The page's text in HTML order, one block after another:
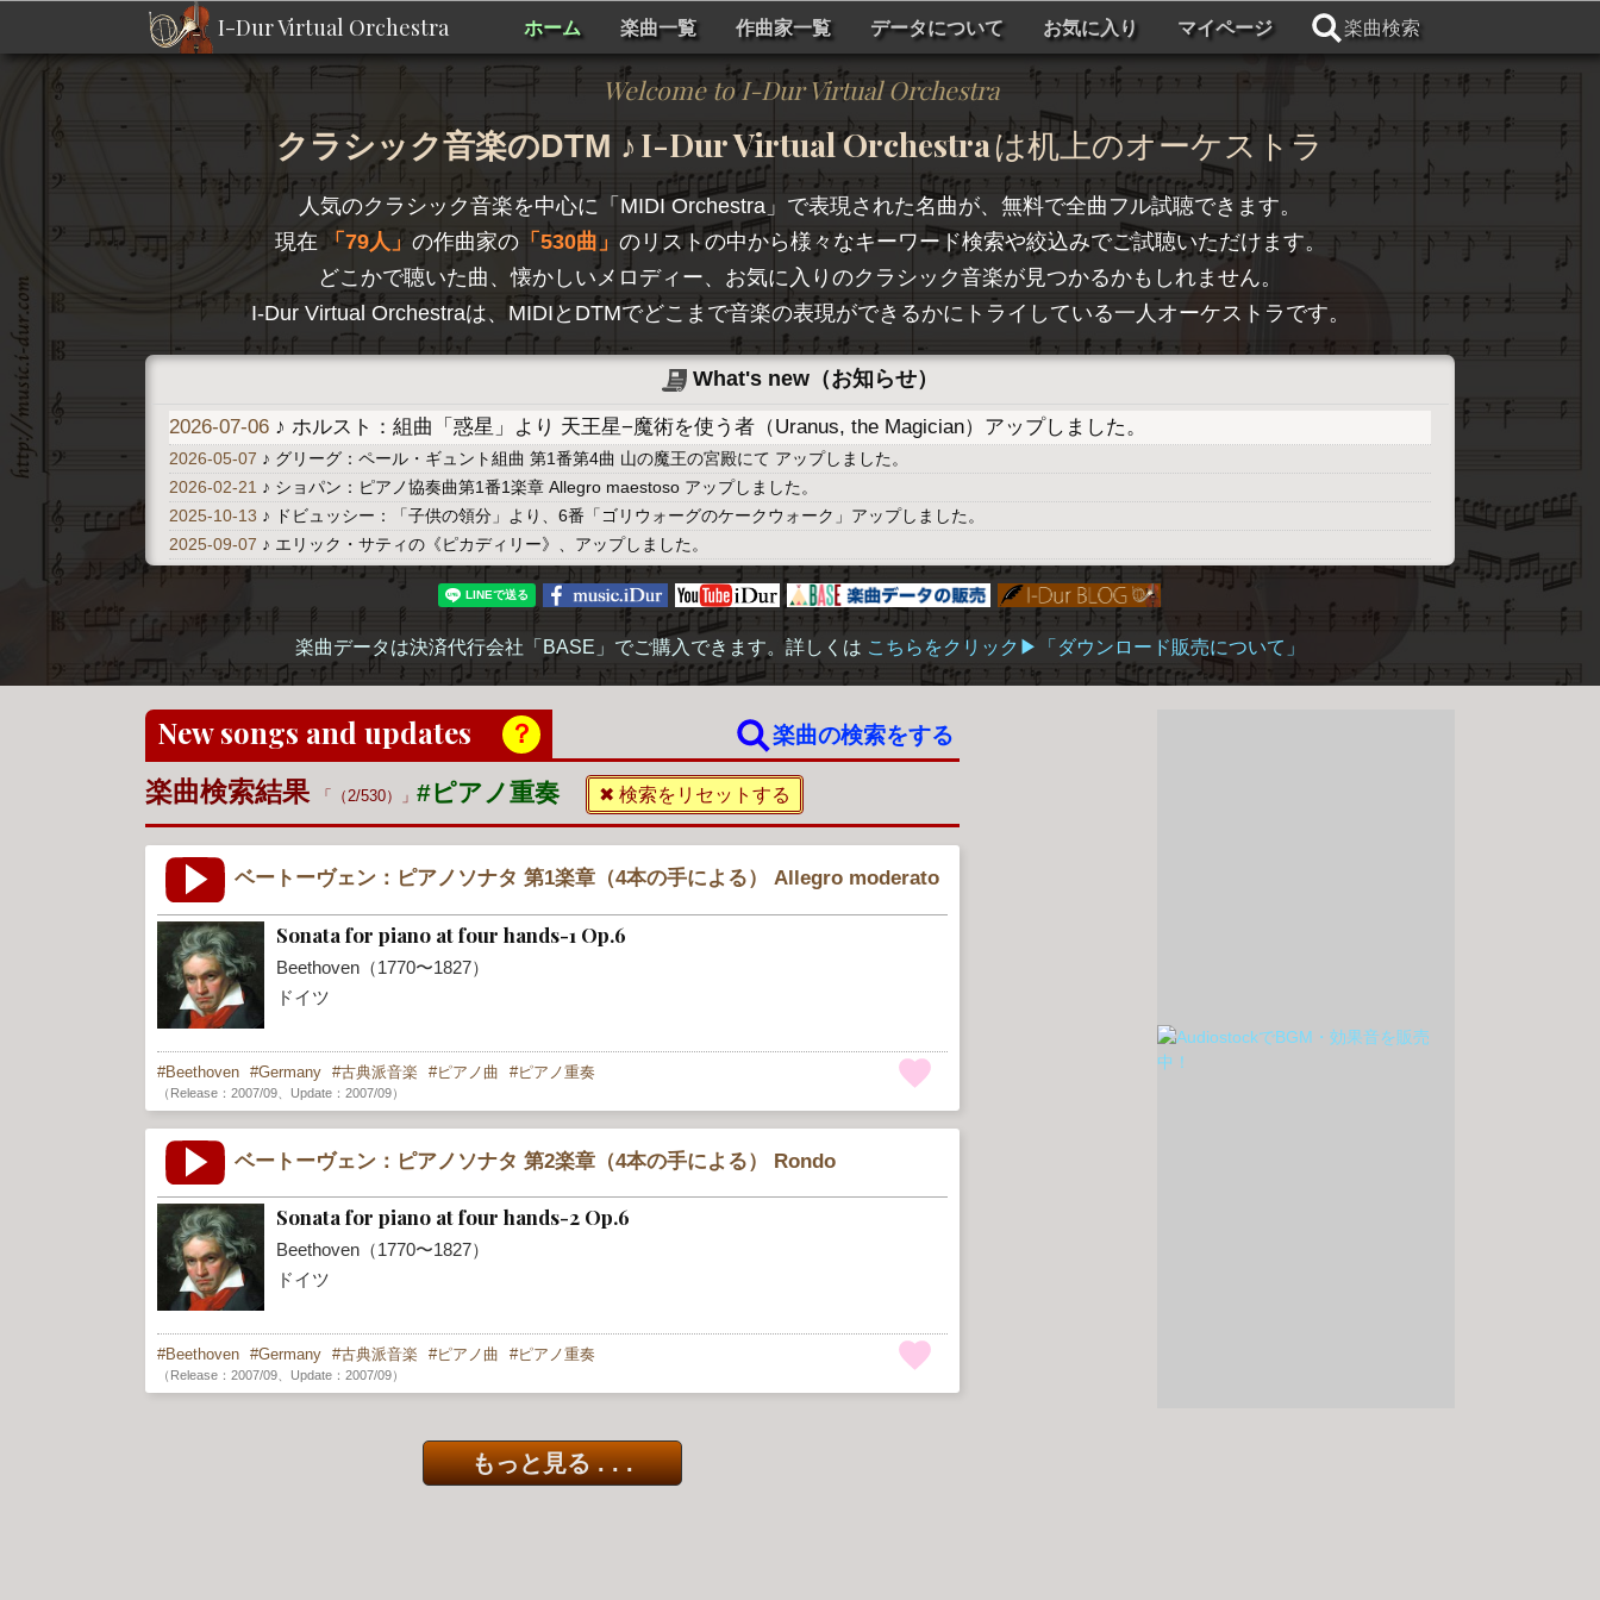
I-Dur Virtual Orchestra ホーム 楽曲一覧 作曲家一覧 データについて お気に入り マイページ 楽曲検索
Welcome to I-Dur Virtual Orchestra
クラシック音楽のDTM ♪ I-Dur Virtual Orchestraは机上のオーケストラ
人気のクラシック音楽を中心に「 MIDI Orchestra 」で表現された名曲が、無料で全曲フル試聴できます。
現在
79人 の作曲家の 530曲
のリストの中から様々なキーワード検索や絞込みでご試聴いただけます。
どこかで聴いた曲、懐かしいメロディー、お気に入りのクラシック音楽が見つかるかもしれません。
I-Dur Virtual Orchestraは、MIDIとDTMでどこまで音楽の表現ができるかにトライしている一人オーケストラです。
What's new（お知らせ）
2026-07-06 ♪ ホルスト：組曲「惑星」より 天王星−魔術を使う者（Uranus, the Magician）アップしました。
2026-05-07 ♪ グリーグ：ペール・ギュント組曲 第1番第4曲 山の魔王の宮殿にて アップしました。
2026-02-21 ♪ ショパン：ピアノ協奏曲第1番1楽章 Allegro maestoso アップしました。
2025-10-13 ♪ ドビュッシー：「子供の領分」より、6番「ゴリウォーグのケークウォーク」アップしました。
2025-09-07 ♪ エリック・サティの《ピカディリー》、アップしました。
楽曲データは決済代行会社「BASE」でご購入できます。詳しくは こちらをクリック▶︎「ダウンロード販売について」
New songs and updates ？ 楽曲の検索をする
楽曲検索結果 （2/530） #ピアノ重奏 ✖ 検索をリセットする
ベートーヴェン：ピアノソナタ 第1楽章（4本の手による） Allegro moderato
Sonata for piano at four hands-1 Op.6
Beethoven（1770〜1827）
ドイツ
Beethoven Germany 古典派音楽 ピアノ曲 ピアノ重奏
（Release：2007/09、Update：2007/09）
ベートーヴェン：ピアノソナタ 第2楽章（4本の手による） Rondo
Sonata for piano at four hands-2 Op.6
Beethoven（1770〜1827）
ドイツ
Beethoven Germany 古典派音楽 ピアノ曲 ピアノ重奏
（Release：2007/09、Update：2007/09）
もっと見る . . .